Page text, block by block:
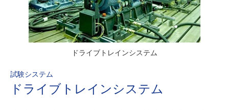
ドライブトレインシステム
試験システム
ドライブトレインシステム